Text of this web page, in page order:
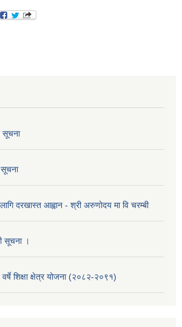
सूचना
सूचना
दरखास्त आह्वान - श्री अरुणोदय मा वि चरम्बी
सूचना ।
शिक्षा क्षेत्र योजना (२०८२-२०९१)